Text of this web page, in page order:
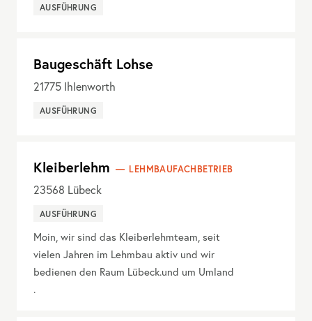
AUSFÜHRUNG
Baugeschäft Lohse
21775 Ihlenworth
AUSFÜHRUNG
Kleiberlehm LEHMBAUFACHBETRIEB
23568 Lübeck
AUSFÜHRUNG
Moin, wir sind das Kleiberlehmteam, seit
vielen Jahren im Lehmbau aktiv und wir
bedienen den Raum Lübeck.und um Umland
.